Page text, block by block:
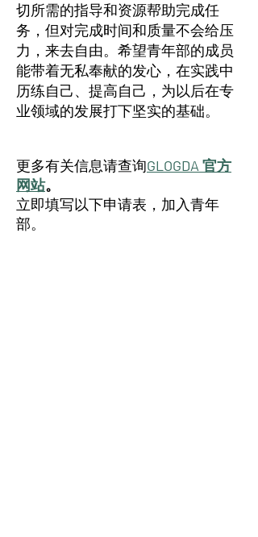
切所需的指导和资源帮助完成任
务，但对完成时间和质量不会给压
力，来去自由。希望青年部的成员
能带着无私奉献的发心，在实践中
历练自己、提高自己，为以后在专
业领域的发展打下坚实的基础。
更多有关信息请查询GLOGDA 官方
网站。
立即填写以下申请表 ， 加入青年
部。